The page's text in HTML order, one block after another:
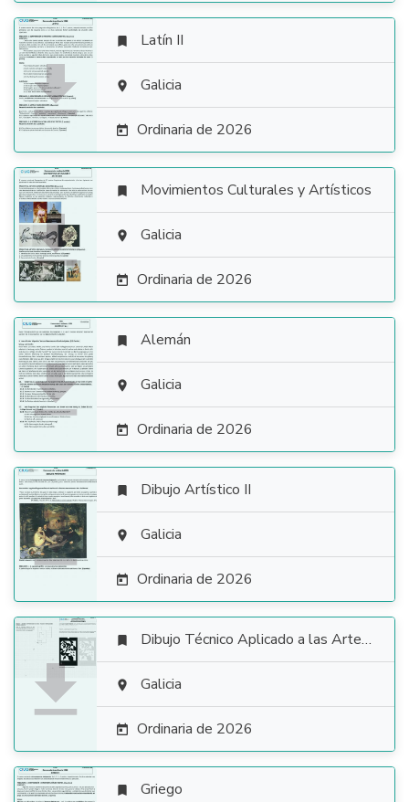

 Latín II
 Galicia
 Ordinaria de 2026

 Movimientos Culturales y Artísticos
 Galicia
 Ordinaria de 2026

 Alemán
 Galicia
 Ordinaria de 2026

 Dibujo Artístico II
 Galicia
 Ordinaria de 2026

 Dibujo Técnico Aplicado a las Artes Plásticas y al Diseño II
 Galicia
 Ordinaria de 2026
 Griego